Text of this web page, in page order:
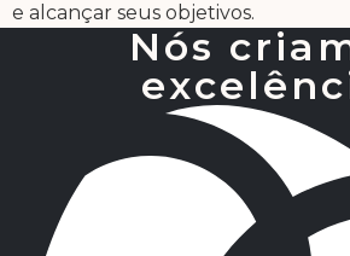
e alcançar seus objetivos.
Nós